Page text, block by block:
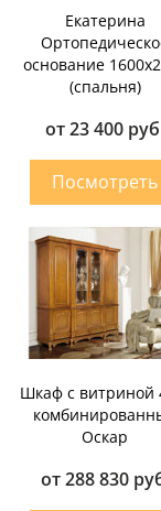
Екатерина
основание
(спальня)
от 23 400
Шкаф с витриной
Оскар
от 288 830